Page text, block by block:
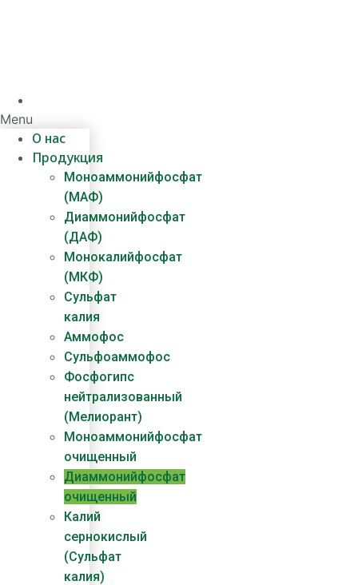
Menu
О нас
Продукция
Моноаммонийфосфат
(МАФ)
Диаммонийфосфат
(ДАФ)
Монокалийфосфат
(МКФ)
Сульфат
калия
Аммофос
Сульфоаммофос
Фосфогипс
нейтрализованный
(Мелиорант)
Моноаммонийфосфат
очищенный
Диаммонийфосфат​
очищенный
Калий
сернокислый
(Сульфат
калия)